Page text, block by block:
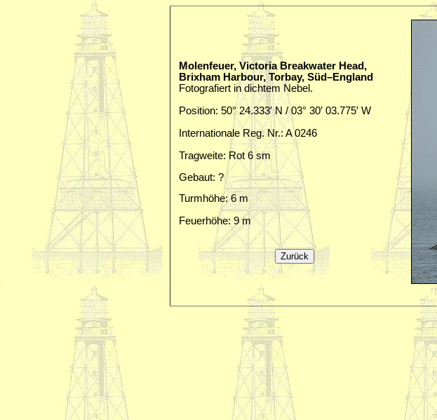
Molenfeuer, Victoria Breakwater Head,
Brixham Harbour, Torbay, Süd–England
Fotografiert in dichtem Nebel.
Position: 50° 24.333′ N / 03° 30′ 03.775′ W
Internationale Reg. Nr.: A 0246
Tragweite: Rot 6 sm
Gebaut: ?
Turmhöhe: 6 m
Feuerhöhe: 9 m